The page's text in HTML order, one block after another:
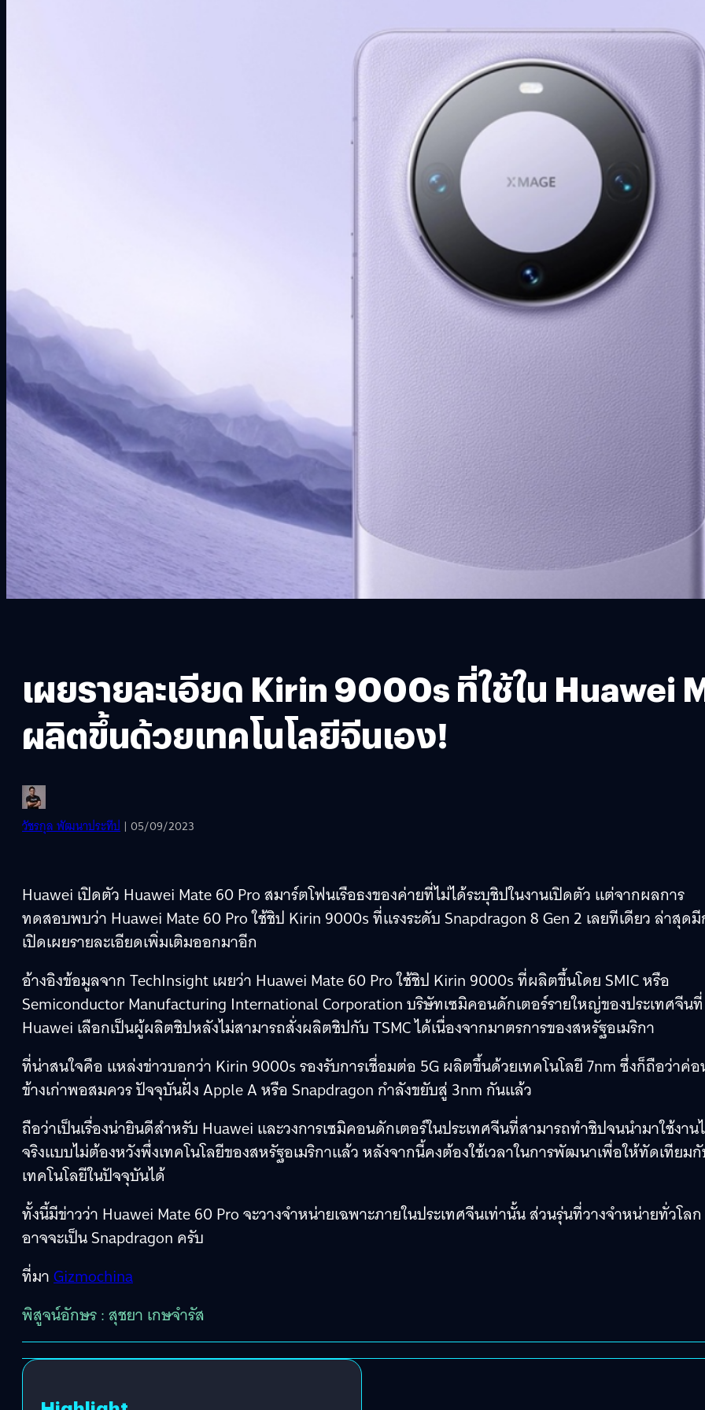
เผยรายละเอียด Kirin 9000s ที่ใช้ใน Huawei
ผลิตขึ้นด้วยเทคโนโลยีจีนเอง!
วัชรกุล พัฒนาประทีป | 05/09/2023
Huawei เปิดตัว Huawei Mate 60 Pro สมาร์ตโฟนเรือธงของค่ายที่ไม่ได้ระบุชิปในงานเปิดตัว แต่จากผลการ
ทดสอบพบว่า Huawei Mate 60 Pro ใช้ชิป Kirin 9000s ที่แรงระดับ Snapdragon 8 Gen 2 เลยทีเดียว ล่าสุด
เปิดเผยรายละเอียดเพิ่มเติมออกมาอีก
อ้างอิงข้อมูลจาก TechInsight เผยว่า Huawei Mate 60 Pro ใช้ชิป Kirin 9000s ที่ผลิตขึ้นโดย SMIC หรือ
Semiconductor Manufacturing International Corporation บริษัทเซมิคอนดักเตอร์รายใหญ่ของประเทศจีนที่
Huawei เลือกเป็นผู้ผลิตชิปหลังไม่สามารถสั่งผลิตชิปกับ TSMC ได้เนื่องจากมาตรการของสหรัฐอเมริกา
ที่น่าสนใจคือ แหล่งข่าวบอกว่า Kirin 9000s รองรับการเชื่อมต่อ 5G ผลิตขึ้นด้วยเทคโนโลยี 7nm ซึ่งก็ถือว่าค่
ข้างเก่าพอสมควร ปัจจุบันฝั่ง Apple A หรือ Snapdragon กำลังขยับสู่ 3nm กันแล้ว
ถือว่าเป็นเรื่องน่ายินดีสำหรับ Huawei และวงการเซมิคอนดักเตอร์ในประเทศจีนที่สามารถทำชิปจนนำมาใช้งาน
จริงแบบไม่ต้องหวังพึ่งเทคโนโลยีของสหรัฐอเมริกาแล้ว หลังจากนี้คงต้องใช้เวลาในการพัฒนาเพื่อให้ทัดเทียม
เทคโนโลยีในปัจจุบันได้
ทั้งนี้มีข่าวว่า Huawei Mate 60 Pro จะวางจำหน่ายเฉพาะภายในประเทศจีนเท่านั้น ส่วนรุ่นที่วางจำหน่ายทั่วโลก
อาจจะเป็น Snapdragon ครับ
ที่มาGizmochina
พิสูจน์อักษร : สุชยา เกษจำรัส